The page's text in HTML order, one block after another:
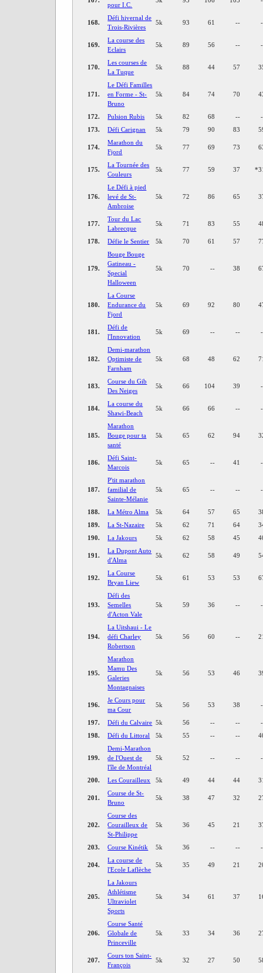
pour I.C.
168.
Défi hivernal de
Trois-Rivières
5k 93 61 --
169.
La course des
Eclairs
5k 89 56 --
170.
Les courses de
La Tuque
5k 88 44 57
171.
Le Défi Familles
en Forme - St-
Bruno
5k 84 74 70
172. Pulsion Rubis 5k 82 68 --
173.
Défi Carignan 5k 79 90 83
174.
Marathon du
Fjord
5k 77 69 73
175.
La Tournée des
Couleurs
5k 77 59 37 *
176.
Le Défi à pied
levé de St-
Ambroise
5k 72 86 65
177.
Tour du Lac
Labrecque
5k 71 83 55
178. Défie le Sentier 5k 70 61 57
179.
Bouge Bouge
Gatineau -
Special
Halloween
5k 70 -- 38
180.
La Course
Endurance du
Fjord
5k 69 92 80
181.
Défi de
l'Innovation
5k 69 -- --
182.
Demi-marathon
Optimiste de
Farnham
5k 68 48 62
183.
Course du Gib
Des Neiges
5k 66 104 39
184.
La course du
Shawi-Beach
5k 66 66 --
185.
Marathon
Bouge pour ta
santé
5k 65 62 94
186.
Défi Saint-
Marcois
5k 65 -- 41
187.
P'tit marathon
familial de
Sainte-Mélanie
5k 65 -- --
188. La Métro Alma 5k 64 57 65
189.
La St-Nazaire 5k 62 71 64
190.
La Jakours 5k 62 58 45
191.
La Dupont Auto
d'Alma
5k 62 58 49
192.
La Course
Bryan Liew
5k 61 53 53
193.
Défi des
Semelles
d'Acton Vale
5k 59 36 --
194.
La Uitshaui - Le
défi Charley
Robertson
5k 56 60 --
195.
Marathon
Mamu Des
Galeries
Montagnaises
5k 56 53 46
196.
Je Cours pour
ma Cour
5k 56 53 38
197. Défi du Calvaire 5k 56 -- --
198.
Défi du Littoral 5k 55 -- --
199.
Demi-Marathon
de l'Ouest de
l'île de Montréal
5k 52 -- --
200. Les Courailleux 5k 49 44 44
201.
Course de St-
Bruno
5k 38 47 32
202.
Course des
Courailleux de
St-Philippe
5k 36 45 21
203. Course Kinétik 5k 36 -- --
204.
La course de
l'Ecole Laflèche
5k 35 49 21
205.
La Jakours
Athlétisme
Ultraviolet
Sports
5k 34 61 37
206.
Course Santé
Globale de
Princeville
5k 33 34 36
207.
Cours ton Saint-
François
5k 32 27 50